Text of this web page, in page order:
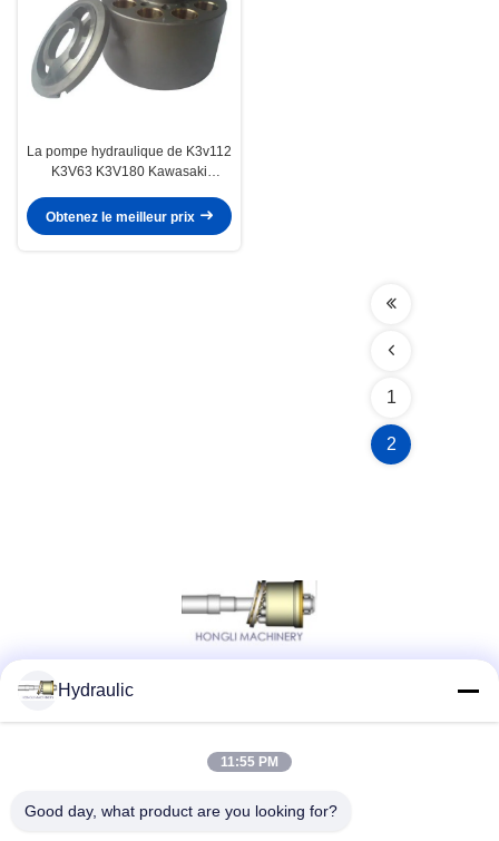
La pompe hydraulique de K3v112
K3V63 K3V180 Kawasaki
d'excavatrice
Obtenez le meilleur prix
1
2
Contact rapide
Hydraulic
11:55 PM
Good day, what product are you looking for?